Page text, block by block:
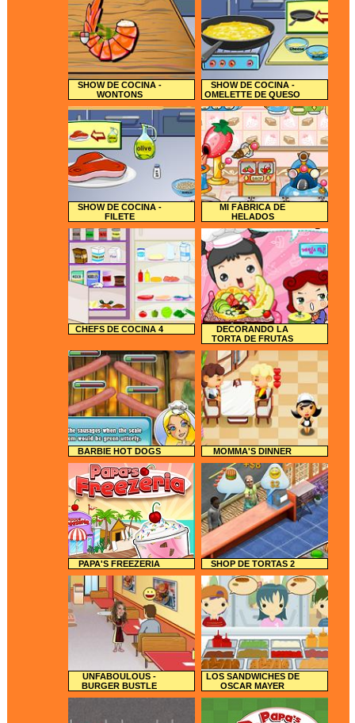
SHOW DE COCINA -
WONTONS
SHOW DE COCINA -
OMELETTE DE QUESO
SHOW DE COCINA -
FILETE
MI FÁBRICA DE
HELADOS
CHEFS DE COCINA 4
DECORANDO LA
TORTA DE FRUTAS
BARBIE HOT DOGS MOMMA'S DINNER
PAPA'S FREEZERIA SHOP DE TORTAS 2
UNFABOULOUS -
BURGER BUSTLE
LOS SANDWICHES DE
OSCAR MAYER